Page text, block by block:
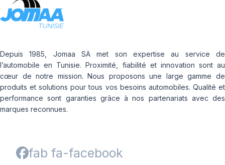
Depuis 1985, Jomaa SA met son expertise au service de
l’automobile en Tunisie. Proximité, fiabilité et innovation sont au
cœur de notre mission. Nous proposons une large gamme de
produits et solutions pour tous vos besoins automobiles. Qualité et
performance sont garanties grâce à nos partenariats avec des
marques reconnues.
fab fa-facebook